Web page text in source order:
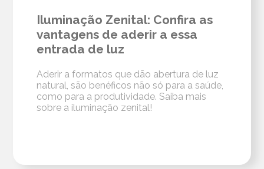
Iluminação Zenital: Confira as
vantagens de aderir a essa
entrada de luz
Aderir a formatos que dão abertura de luz
natural, são benéficos não só para a saúde,
como para a produtividade. Saiba mais
sobre a iluminação zenital!